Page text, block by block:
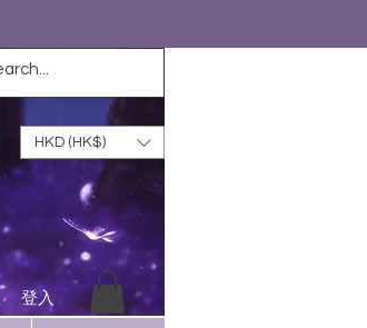
登入
HKD (HK$)